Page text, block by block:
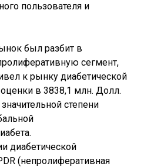
пользователя и
был разбит в
сегмент,
к рынку диабетической
оценки в 3838,1 млн. Долл.
степени
диабетической
(непролиферативная